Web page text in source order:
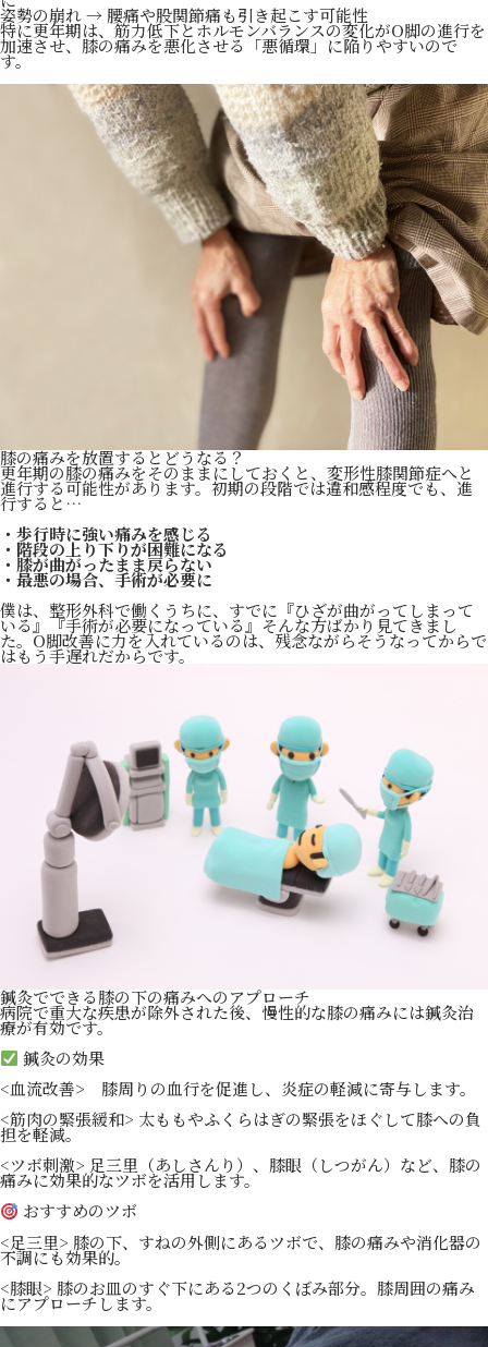
姿勢の崩れ → 腰痛や股関節痛も引き起こす可能性
特に更年期は、筋力低下とホルモンバランスの変化がO脚の進行を
加速させ、膝の痛みを悪化させる「悪循環」に陥りやすいので
す。
膝の痛みを放置するとどうなる？
更年期の膝の痛みをそのままにしておくと、変形性膝関節症へと
進行する可能性があります。初期の段階では違和感程度でも、進
行すると…
・歩行時に強い痛みを感じる
・階段の上り下りが困難になる
・膝が曲がったまま戻らない
・最悪の場合、手術が必要に
僕は、整形外科で働くうちに、すでに『ひざが曲がってしまって
いる』『手術が必要になっている』そんな方ばかり見てきまし
た。O脚改善に力を入れているのは、残念ながらそうなってからで
はもう手遅れだからです。
鍼灸でできる膝の下の痛みへのアプローチ
病院で重大な疾患が除外された後、慢性的な膝の痛みには鍼灸治
療が有効です。
鍼灸の効果
<血流改善> 膝周りの血行を促進し、炎症の軽減に寄与します。
<筋肉の緊張緩和> 太ももやふくらはぎの緊張をほぐして膝への負
担を軽減。
<ツボ刺激> 足三里（あしさんり）、膝眼（しつがん）など、膝の
痛みに効果的なツボを活用します。
おすすめのツボ
<足三里> 膝の下、すねの外側にあるツボで、膝の痛みや消化器の
不調にも効果的。
<膝眼> 膝のお皿のすぐ下にある2つのくぼみ部分。膝周囲の痛み
にアプローチします。